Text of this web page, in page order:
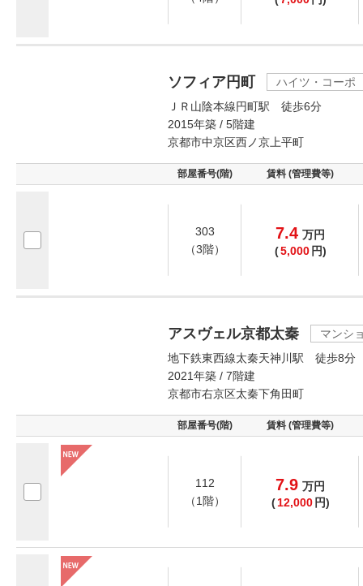
ソフィア円町
ハイツ・コーポ
ＪＲ山陰本線円町駅 徒歩6分
2015年築 / 5階建
京都市中京区西ノ京上平町
部屋番号(階) 賃料 (管理費等)
303
（3階）
7.4 万円
(5,000 円)
アスヴェル京都太秦
マンシ
地下鉄東西線太秦天神川駅 徒歩8分
2021年築 / 7階建
京都市右京区太秦下角田町
部屋番号(階) 賃料 (管理費等)
112
（1階）
7.9 万円
( 12,000 円)